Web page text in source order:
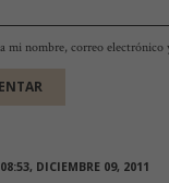
mi nombre, correo electrónico
08:53, DICIEMBRE 09, 2011